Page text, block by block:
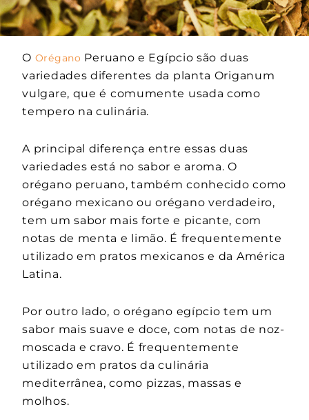
O Orégano Peruano e Egípcio são duas
variedades diferentes da planta Origanum
vulgare, que é comumente usada como
tempero na culinária.
A principal diferença entre essas duas
variedades está no sabor e aroma. O
orégano peruano, também conhecido como
orégano mexicano ou orégano verdadeiro,
tem um sabor mais forte e picante, com
notas de menta e limão. É frequentemente
utilizado em pratos mexicanos e da América
Latina.
Por outro lado, o orégano egípcio tem um
sabor mais suave e doce, com notas de noz-
moscada e cravo. É frequentemente
utilizado em pratos da culinária
mediterrânea, como pizzas, massas e
molhos.